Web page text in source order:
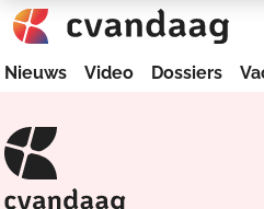
Nieuws Video Dossiers